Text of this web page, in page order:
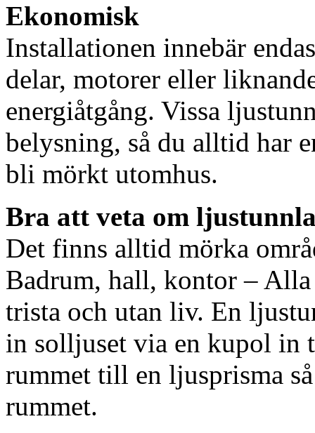
Ekonomisk
Installationen innebär
delar, motorer eller
energiåtgång. Vissa
belysning, så du alltid har
bli mörkt utomhus.
Bra att veta om
Det finns alltid mörka
Badrum, hall, kontor – Alla
trista och utan liv. En
in solljuset via en kupol in
rummet till en ljusprisma
rummet.